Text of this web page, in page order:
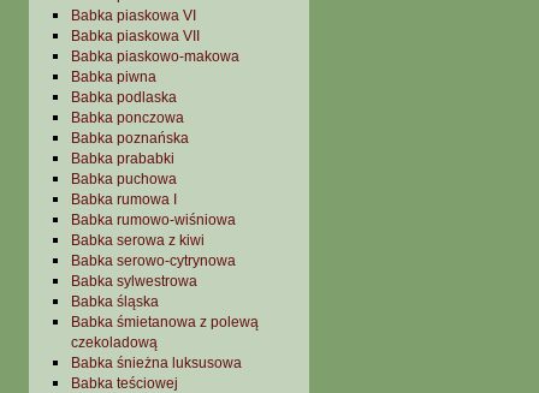
Babka piaskowa VI
Babka piaskowa VII
Babka piaskowo-makowa
Babka piwna
Babka podlaska
Babka ponczowa
Babka poznańska
Babka prababki
Babka puchowa
Babka rumowa I
Babka rumowo-wiśniowa
Babka serowa z kiwi
Babka serowo-cytrynowa
Babka sylwestrowa
Babka śląska
Babka śmietanowa z polewą
czekoladową
Babka śnieżna luksusowa
Babka teściowej